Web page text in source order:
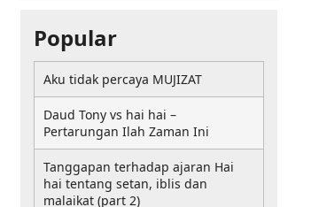
Popular
Aku tidak percaya MUJIZAT
Daud Tony vs hai hai –
Pertarungan Ilah Zaman Ini
Tanggapan terhadap ajaran Hai
hai tentang setan, iblis dan
malaikat (part 2)